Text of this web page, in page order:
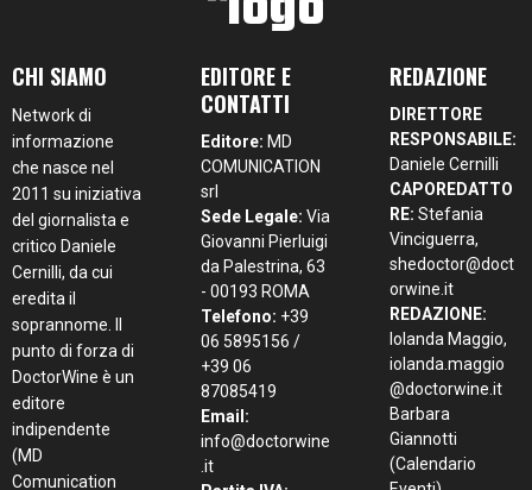
CHI SIAMO
Network di
informazione
che nasce nel
2011 su iniziativa
del giornalista e
critico Daniele
Cernilli, da cui
eredita il
soprannome. Il
punto di forza di
DoctorWine è un
editore
indipendente
(MD
Comunication
EDITORE E
CONTATTI
Editore: MD
COMUNICATION
srl
Sede Legale: Via
Giovanni Pierluigi
da Palestrina, 63
- 00193 ROMA
Telefono: +39
06 5895156 /
+39 06
87085419
Email:
info@doctorwine
.it
REDAZIONE
DIRETTORE
RESPONSABILE:
Daniele Cernilli
CAPOREDATTO
RE: Stefania
Vinciguerra,
shedoctor@doct
orwine.it
REDAZIONE:
Iolanda Maggio,
iolanda.maggio
@doctorwine.it
Barbara
Giannotti
(Calendario